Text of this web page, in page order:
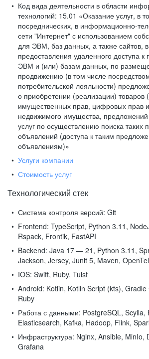
Код вида деятельности в области
технологий: 15.01 «Оказание услуг, в
посреднических, в информационно-
сети "Интернет" с использованием
для ЭВМ, баз данных, а также сайтов,
предоставления удаленного доступа
ЭВМ и (или) базам данных, по
продвижению (в том числе
потребительской лояльности)
о приобретении (реализации) товаров
имущественных прав, цифровых прав
недвижимого имущества, предложений
услуг по осуществлению поиска таких
объявлений (доступа к таким
объявлениям)»
Услуги компании
Стоимость услуг
Технологический стек
Система контроля версий: Git
Frontend: TypeScript, Python 3.11,
Rspack, Frontik, FastAPI
Backend: Java 17 — 21, Python 3.11,
Jackson, Jersey, Junit 5, Maven,
IOS: Swift, Ruby, Tuist
Android: Kotlin, Kotlin Script (kts),
Ruby
Работа с данными: PostgreSQL, Scylla,
Elasticsearch, Kafka, Hadoop, Flink,
Инфраструктура: Nginx, Ansible, MinIo,
Grafana